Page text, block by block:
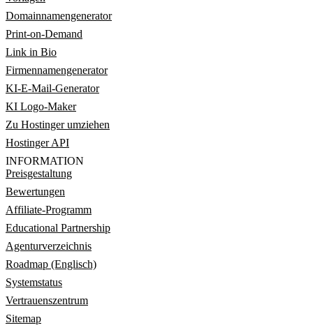
Domainnamengenerator
Print-on-Demand
Link in Bio
Firmennamengenerator
KI-E-Mail-Generator
KI Logo-Maker
Zu Hostinger umziehen
Hostinger API
INFORMATION
Preisgestaltung
Bewertungen
Affiliate-Programm
Educational Partnership
Agenturverzeichnis
Roadmap (Englisch)
Systemstatus
Vertrauenszentrum
Sitemap